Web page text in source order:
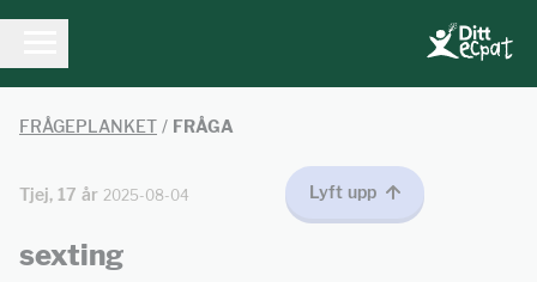
FRÅGEPLANKET / FRÅGA
Tjej, 17 år 2025-08-04 Lyft upp
sexting